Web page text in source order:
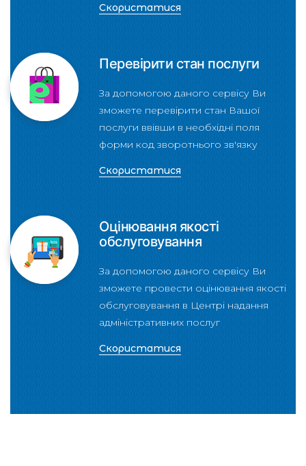
Скористатися
Перевірити стан послуги
За допомогою даного сервісу Ви
зможете перевірити стан Вашої
послуги ввівши в необхідні поля
форми код зворотнього зв'язку
Скористатися
Оцінювання якості
обслуговування
За допомогою даного сервісу Ви
зможете провести оцінювання якості
обслуговування в Центрі надання
адміністративних послуг
Скористатися